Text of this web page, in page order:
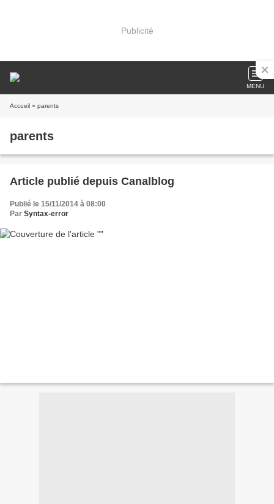
Publicité
MENU
Accueil » parents
parents
Article publié depuis Canalblog
Publié le 15/11/2014 à 08:00
Par Syntax-error